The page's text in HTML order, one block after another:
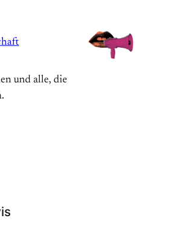
und alle, die